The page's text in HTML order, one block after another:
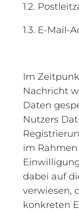
1.2.
1.3. E-Mail-
Im
Nachricht
Daten
Nutzers
im
dabei auf
verwiesen,
konkreten